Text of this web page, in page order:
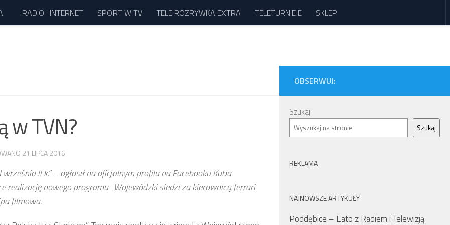
RADIO I INTERNET SPORT W TV TELE ROZRYWKA EXTRA TELETURNIEJE SKLEP
w TVN?
21 LIPCA 2016
!! k.” – ogłosił na oficjalnym profilu na Facebooku Kuba
realizację nowego programu- Wojewódzki siedzi za kierownicą ferrari
filmowa.
OBSERWUJ:
Szukaj
Szukaj
REKLAMA
NAJNOWSZE ARTYKUŁY
Poddębice – Lato z Radiem i Telewizją